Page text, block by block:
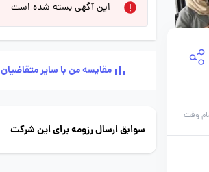
وقت
این آگهی بسته شده است
مقایسه من با سایر متقاضیان
سوابق ارسال رزومه برای این شرکت